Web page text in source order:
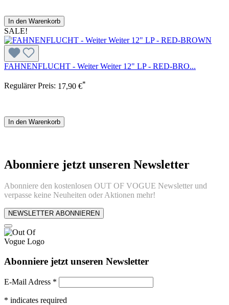
In den Warenkorb
SALE!
FAHNENFLUCHT - Weiter Weiter 12" LP - RED-BRO...
Regulärer Preis: 17,90 €*
In den Warenkorb
Abonniere jetzt unseren Newsletter
Abonniere den kostenlosen OUT OF VOGUE Newsletter und
verpasse keine Neuheiten oder Aktionen mehr!
NEWSLETTER ABONNIEREN
Abonniere jetzt unseren Newsletter
E-Mail Adress *
* indicates required